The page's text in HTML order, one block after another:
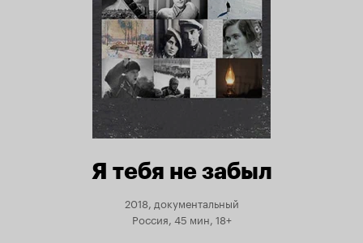
Я тебя не забыл
2018, документальный
Россия, 45 мин, 18+